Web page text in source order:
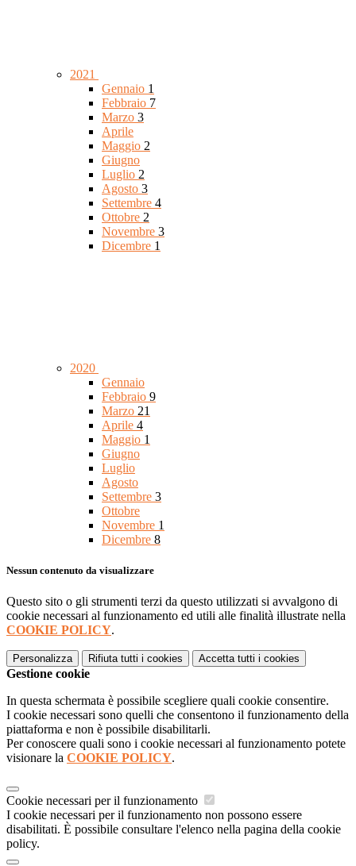
2021
Gennaio 1
Febbraio 7
Marzo 3
Aprile
Maggio 2
Giugno
Luglio 2
Agosto 3
Settembre 4
Ottobre 2
Novembre 3
Dicembre 1
2020
Gennaio
Febbraio 9
Marzo 21
Aprile 4
Maggio 1
Giugno
Luglio
Agosto
Settembre 3
Ottobre
Novembre 1
Dicembre 8
Nessun contenuto da visualizzare
Questo sito o gli strumenti terzi da questo utilizzati si avvalgono di
cookie necessari al funzionamento ed utili alle finalità illustrate nella
COOKIE POLICY.
Personalizza Rifiuta tutti i cookies Accetta tutti i cookies
Gestione cookie
In questa schermata è possibile scegliere quali cookie consentire.
I cookie necessari sono quelli che consentono il funzionamento della
piattaforma e non è possibile disabilitarli.
Per conoscere quali sono i cookie necessari al funzionamento potete
visionare la COOKIE POLICY.
Cookie necessari per il funzionamento
I cookie necessari per il funzionamento non possono essere
disabilitati. È possibile consultare l'elenco nella pagina della cookie
policy.